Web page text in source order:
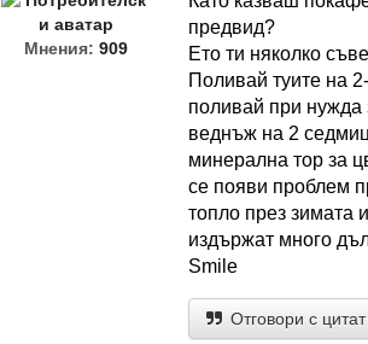
Мнения: 909
предвид?
Ето ти няколко
Поливай туите на
поливай при нужда
веднъж на 2
минерална тор за
се появи проблем
топло през зимата
издържат много
Smile
Отговори с цитат